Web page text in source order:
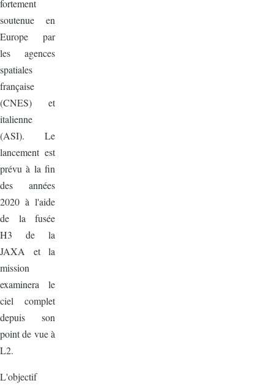
fortement
soutenue en
Europe par
les agences
spatiales
française
(CNES) et
italienne
(ASI). Le
lancement est
prévu à la fin
des années
2020 à l'aide
de la fusée
H3 de la
JAXA et la
mission
examinera le
ciel complet
depuis son
point de vue à
L2.
L'objectif